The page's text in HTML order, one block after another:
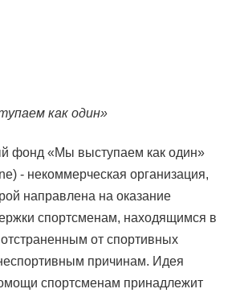
как один»
фонд «Мы выступаем как один»
- некоммерческая организация,
направлена на оказание
спортсменам, находящимся в
от спортивных
причинам. Идея
спортсменам принадлежит